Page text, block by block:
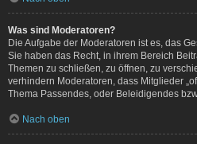
Was sind Moderatoren?
Die Aufgabe der Moderatoren ist es, das
Sie haben das Recht, in ihrem Bereich
Themen zu schließen, zu öffnen, zu
verhindern Moderatoren, dass Mitglieder
Thema Passendes, oder Beleidigendes
Nach oben